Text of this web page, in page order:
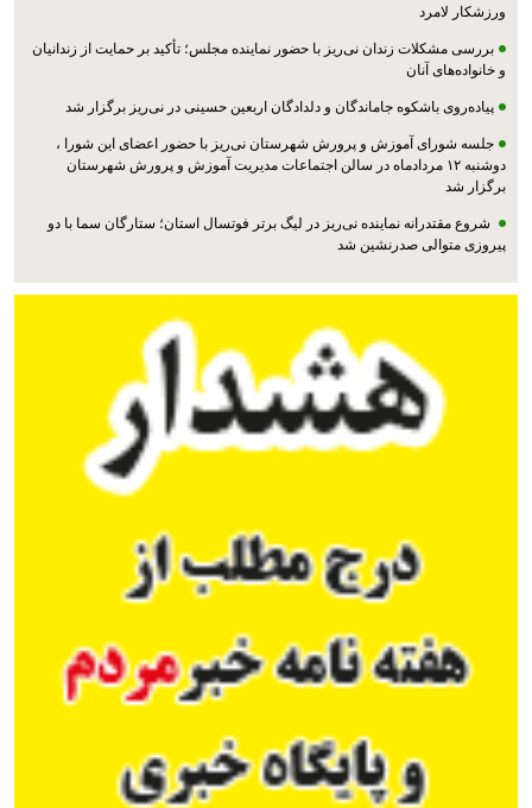
ورزشکار لامرد
بررسی مشکلات زندان نی‌ریز با حضور نماینده مجلس؛ تأکید بر حمایت از زندانیان
و خانواده‌های آنان
پیاده‌روی باشکوه جاماندگان و دلدادگان اربعین حسینی در نی‌ریز برگزار شد
جلسه شورای آموزش و پرورش شهرستان نی‌ریز با حضور اعضای این شورا ،
دوشنبه ۱۲ مردادماه در سالن اجتماعات مدیریت آموزش و پرورش شهرستان
برگزار شد
شروع مقتدرانه نماینده نی‌ریز در لیگ برتر فوتسال استان؛ ستارگان سما با دو
پیروزی متوالی صدرنشین شد